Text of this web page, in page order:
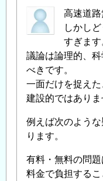
高速道路
しかし
すぎます
議論は論理的、
べきです。
一面だけを捉え
建設的ではありま
例えば次のよう
ります。
有料・無料の問題
料金で負担するこ